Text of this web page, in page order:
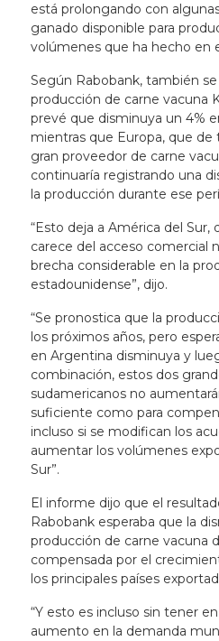
está prolongando con
ganado disponible para
volúmenes que ha hecho en
Según Rabobank, también se
producción de carne vacuna
prevé que disminuya un 4%
mientras que Europa, que
gran proveedor de carne
continuaría registrando una
la producción durante ese
“Esto deja a América del
carece del acceso comercial
brecha considerable en la
estadounidense”, dijo.
“Se pronostica que la
los próximos años, pero
en Argentina disminuya y
combinación, estos dos
sudamericanos no
suficiente como para
incluso si se modifican los
aumentar los volúmenes
Sur”.
El informe dijo que el
Rabobank esperaba que la
producción de carne vacuna
compensada por el
los principales países
“Y esto es incluso sin tener
aumento en la demanda